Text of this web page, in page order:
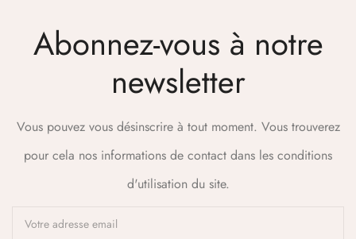
Abonnez-vous à notre
newsletter
Vous pouvez vous désinscrire à tout moment. Vous trouverez
pour cela nos informations de contact dans les conditions
d'utilisation du site.